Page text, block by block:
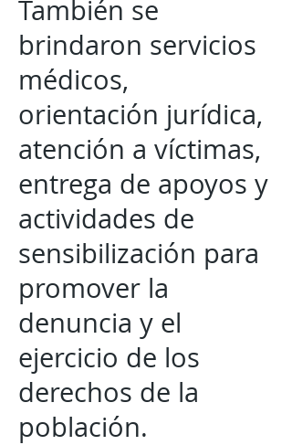
También se
brindaron servicios
médicos,
orientación jurídica,
atención a víctimas,
entrega de apoyos y
actividades de
sensibilización para
promover la
denuncia y el
ejercicio de los
derechos de la
población.